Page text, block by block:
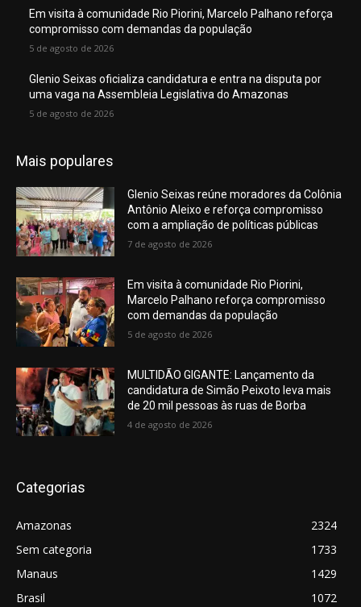
Em visita à comunidade Rio Piorini, Marcelo Palhano reforça
compromisso com demandas da população
5 de agosto de 2026
Glenio Seixas oficializa candidatura e entra na disputa por
uma vaga na Assembleia Legislativa do Amazonas
5 de agosto de 2026
Mais populares
Glenio Seixas reúne moradores da Colônia
Antônio Aleixo e reforça compromisso
com a ampliação de políticas públicas
7 de agosto de 2026
Em visita à comunidade Rio Piorini,
Marcelo Palhano reforça compromisso
com demandas da população
5 de agosto de 2026
MULTIDÃO GIGANTE: Lançamento da
candidatura de Simão Peixoto leva mais
de 20 mil pessoas às ruas de Borba
4 de agosto de 2026
Categorias
Amazonas
2324
Sem categoria
1733
Manaus
1429
Brasil
1072